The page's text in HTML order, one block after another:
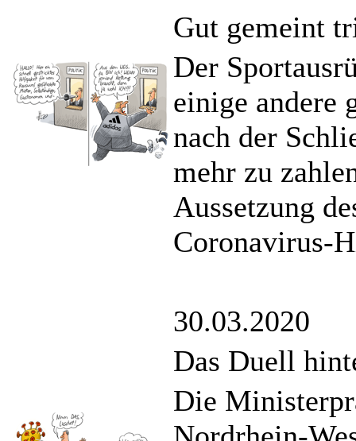
Gut gemeint
Der
einige andere
nach der
mehr zu
Aussetzung
Coronavirus-
30.03.2020
Das Duell
Die